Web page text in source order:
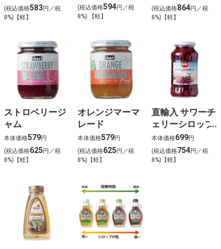
(税込価格583円／税
8%)【軽】
(税込価格594円／税
8%) 【軽】
(税込価格864円／税
8%)【軽】
ストロベリージ
ャム
本体価格579円
(税込価格625円／税
8%)【軽】
オレンジマーマ
レード
本体価格579円
(税込価格625円／税
8%)【軽】
直輸入 サワーチ
ェリーシロップ
漬け
本体価格699円
(税込価格754円／税
8%)【軽】